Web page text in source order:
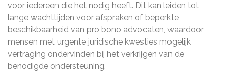
voor iedereen die het nodig heeft. Dit kan leiden tot
lange wachttijden voor afspraken of beperkte
beschikbaarheid van pro bono advocaten, waardoor
mensen met urgente juridische kwesties mogelijk
vertraging ondervinden bij het verkrijgen van de
benodigde ondersteuning.